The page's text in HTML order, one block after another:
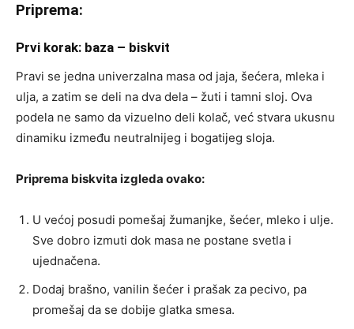
Priprema:
Prvi korak: baza – biskvit
Pravi se jedna univerzalna masa od jaja, šećera, mleka i
ulja, a zatim se deli na dva dela – žuti i tamni sloj. Ova
podela ne samo da vizuelno deli kolač, već stvara ukusnu
dinamiku između neutralnijeg i bogatijeg sloja.
Priprema biskvita izgleda ovako:
U većoj posudi pomešaj žumanjke, šećer, mleko i ulje.
Sve dobro izmuti dok masa ne postane svetla i
ujednačena.
Dodaj brašno, vanilin šećer i prašak za pecivo, pa
promešaj da se dobije glatka smesa.